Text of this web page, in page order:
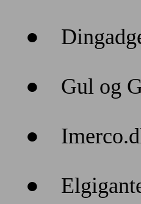
●
● Gul og
●
●